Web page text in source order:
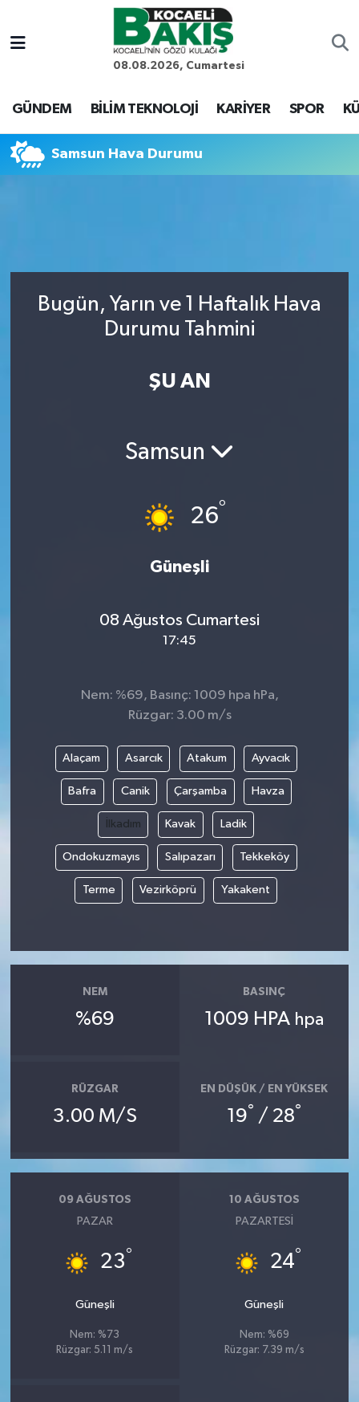
08.08.2026, Cumartesi
GÜNDEM BİLİM TEKNOLOJİ KARİYER SPOR
Samsun Hava Durumu
Bugün, Yarın ve 1 Haftalık Hava
Durumu Tahmini
ŞU AN
Samsun
26°
Güneşli
08 Ağustos Cumartesi
17:45
Nem: %69, Basınç: 1009 hpa hPa,
Rüzgar: 3.00 m/s
Alaçam Asarcık Atakum Ayvacık
Bafra Canik Çarşamba Havza
İlkadım Kavak Ladik
Ondokuzmayıs Salıpazarı Tekkeköy
Terme Vezirköprü Yakakent
NEM
%69
BASINÇ
1009 HPA hpa
RÜZGAR
3.00 M/S
EN DÜŞÜK / EN YÜKSEK
19° / 28°
09 AĞUSTOS
PAZAR
23°
Güneşli
Nem: %73
Rüzgar: 5.11 m/s
10 AĞUSTOS
PAZARTESI
24°
Güneşli
Nem: %69
Rüzgar: 7.39 m/s
Kocaeli Nöbetçi Eczaneler
Kocaeli Hava Durumu
Haber Arşivi